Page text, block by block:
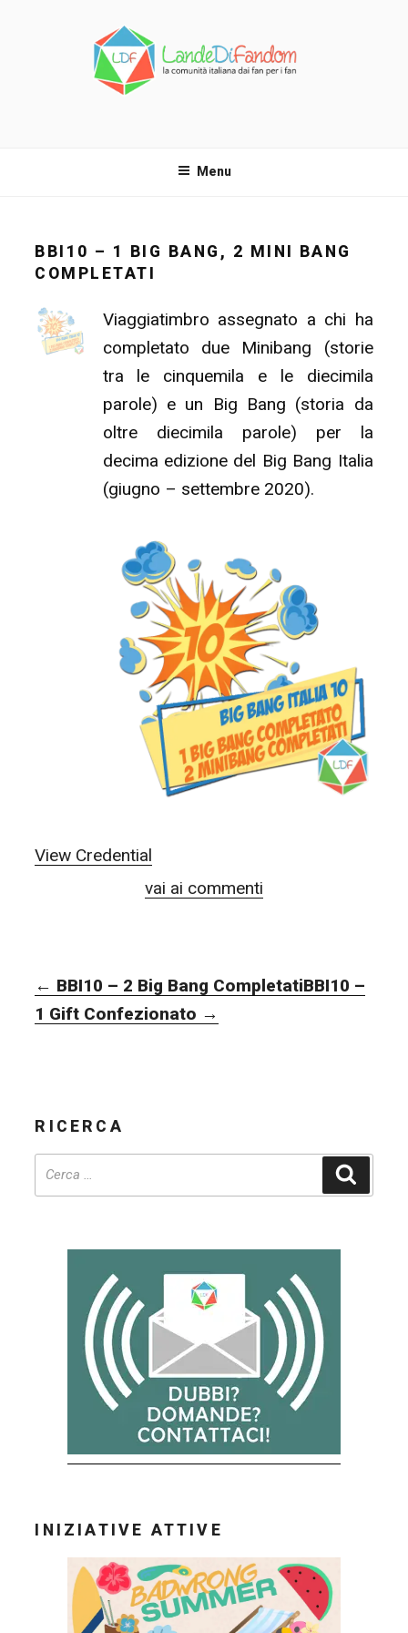
Menu
BBI10 – 1 BIG BANG, 2 MINI BANG
COMPLETATI
Viaggiatimbro assegnato a chi ha
completato due Minibang (storie
tra le cinquemila e le diecimila
parole) e un Big Bang (storia da
oltre diecimila parole) per la
decima edizione del Big Bang Italia
(giugno – settembre 2020).
View Credential
vai ai commenti
ARTICOLI
← BBI10 – 2 Big Bang CompletatiBBI10 –
1 Gift Confezionato →
RICERCA
INIZIATIVE ATTIVE